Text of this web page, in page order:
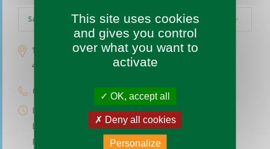
Saint-Augustin-des-Bois
1 place de l’église
49170 Saint-Augustin-des-Bois
02 41 77 04 49
Lundi au vendredi de 9h à 12h
Le premier et troisième samedi du mois de 9h à 12h
Permanence téléphonique de 14h à 17h (sauf samedi)
This site uses cookies
and gives you control
over what you want to
activate
OK, accept all
Deny all cookies
Personalize